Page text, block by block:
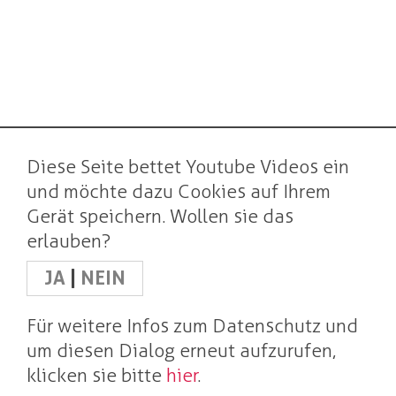
Diese Seite bettet Youtube Videos ein
und möchte dazu Cookies auf Ihrem
Gerät speichern. Wollen sie das
erlauben?
JA
NEIN
Für weitere Infos zum Datenschutz und
um diesen Dialog erneut aufzurufen,
klicken sie bitte hier.